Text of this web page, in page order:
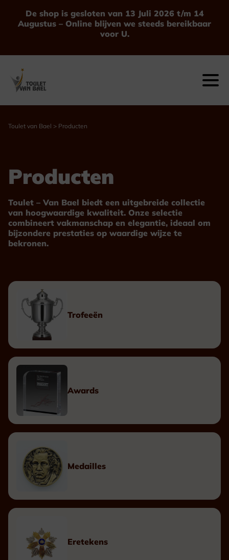
De shop is gesloten van 13 Juli 2026 t/m 14
Augustus – Online blijven we steeds bereikbaar
voor U.
Toulet van Bael > Producten
Producten
Toulet – Van Bael biedt een uitgebreide collectie
van hoogwaardige kwaliteit. Onze selectie
combineert vakmanschap en elegantie, ideaal om
bijzondere prestaties op waardige wijze te
bekronen.
Trofeeën
Awards
Medailles
Eretekens